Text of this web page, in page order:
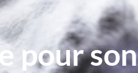
pour son